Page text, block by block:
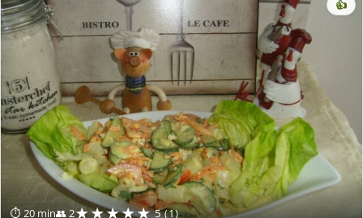
⏱ 20 min👥 2★★★★★ 5 (1)
👍